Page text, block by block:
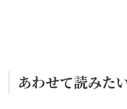
あわせて読みた